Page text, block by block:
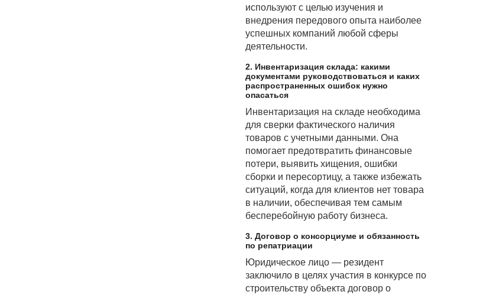
используют с целью изучения и
внедрения передового опыта наиболее
успешных компаний любой сферы
деятельности.
2. Инвентаризация склада: какими
документами руководствоваться и каких
распространенных ошибок нужно
опасаться
Инвентаризация на складе необходима
для сверки фактического наличия
товаров с учетными данными. Она
помогает предотвратить финансовые
потери, выявить хищения, ошибки
сборки и пересортицу, а также избежать
ситуаций, когда для клиентов нет товара
в наличии, обеспечивая тем самым
бесперебойную работу бизнеса.
3. Договор о консорциуме и обязанность
по репатриации
Юридическое лицо — резидент
заключило в целях участия в конкурсе по
строительству объекта договор о